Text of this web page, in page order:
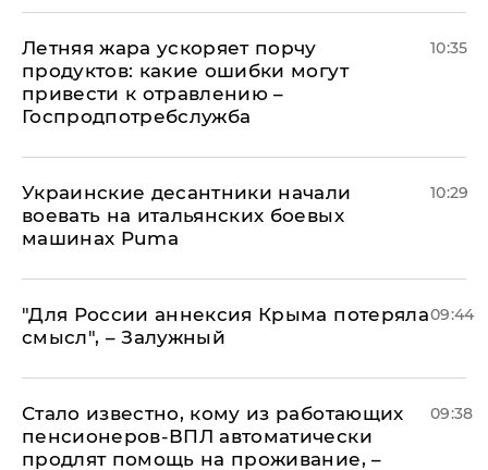
Летняя жара ускоряет порчу
продуктов: какие ошибки могут
привести к отравлению –
Госпродпотребслужба
10:35
Украинские десантники начали
воевать на итальянских боевых
машинах Puma
10:29
"Для России аннексия Крыма потеряла
смысл", – Залужный
09:44
Стало известно, кому из работающих
пенсионеров-ВПЛ автоматически
продлят помощь на проживание, –
09:38